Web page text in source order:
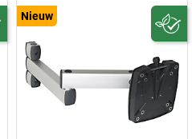
Nieuw